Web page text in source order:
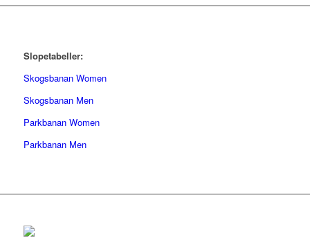
Slopetabeller:
Skogsbanan Women
Skogsbanan Men
Parkbanan Women
Parkbanan Men